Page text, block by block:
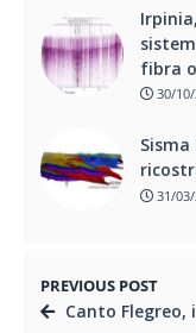
fibra
30/
31/03/
PREVIOUS POST
Canto Flegreo, il video con